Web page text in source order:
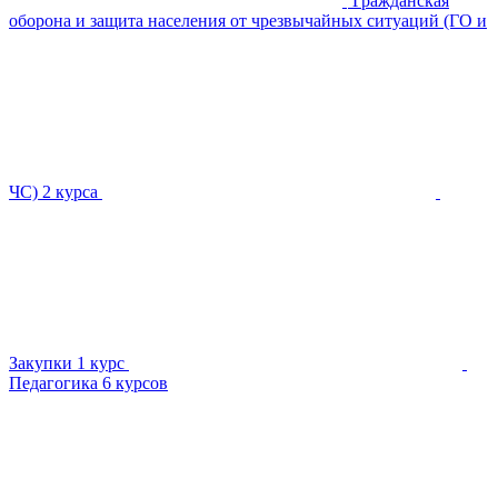
оборона и защита населения от чрезвычайных ситуаций (ГО и
ЧС) 2 курса
Закупки 1 курс
Педагогика 6 курсов